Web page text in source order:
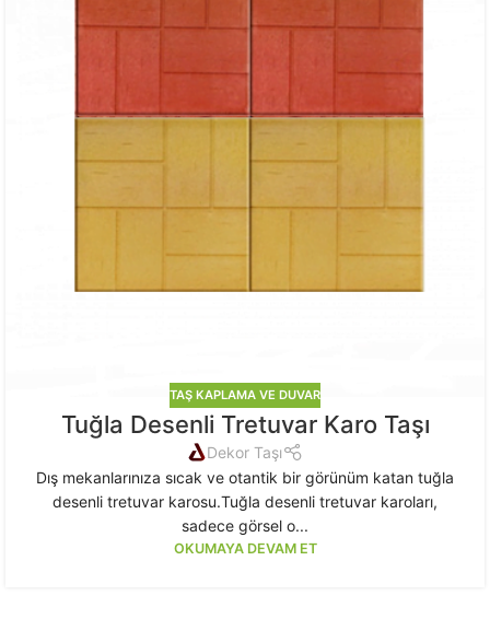
TAŞ KAPLAMA VE DUVAR
Tuğla Desenli Tretuvar Karo Taşı
Dekor Taşı
Dış mekanlarınıza sıcak ve otantik bir görünüm katan tuğla
desenli tretuvar karosu.Tuğla desenli tretuvar karoları,
sadece görsel o...
OKUMAYA DEVAM ET